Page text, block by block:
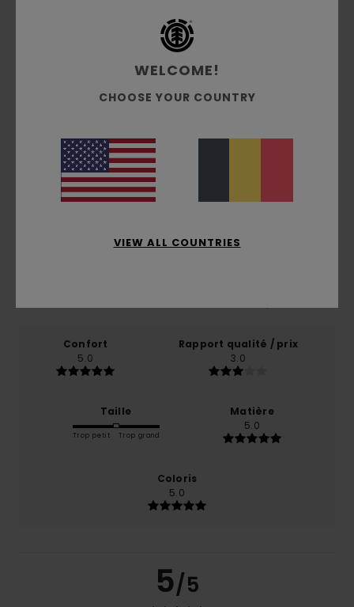
Livraison & Retours
Avis clients
Note moyenne
5.0/5
Confort
5.0
Rapport qualité / prix
3.0
Taille
Trop petit Trop grand
Matière
5.0
Coloris
5.0
5/5
WELCOME!
CHOOSE YOUR COUNTRY
VIEW ALL COUNTRIES